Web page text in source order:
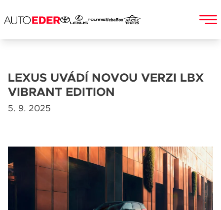
LEXUS UVÁDÍ NOVOU VERZI LBX
VIBRANT EDITION
5. 9. 2025
E-mail
Telefon